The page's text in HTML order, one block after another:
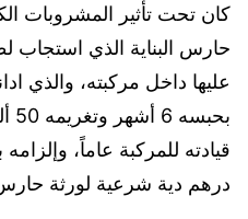
كان تحت تأثير المشروبات
حارس البناية الذي استجاب
عليها داخل مركبته، والذي
قيادته للمركبة عاماً،
درهم دية شرعية لورثة حارس